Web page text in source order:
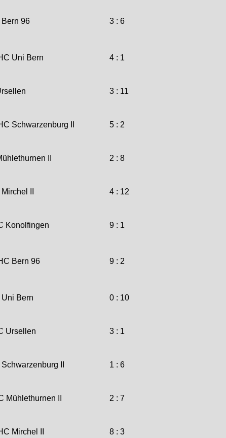
Bern 96 3 : 6
Uni Bern 4 : 1
3 : 11
Schwarzenburg II 5 : 2
II 2 : 8
II 4 : 12
Konolfingen 9 : 1
Bern 96 9 : 2
Uni Bern 0 : 10
Ursellen 3 : 1
II 1 : 6
Mühlethurnen II 2 : 7
Mirchel II 8 : 3